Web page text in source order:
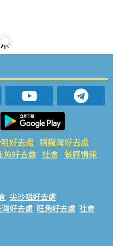
好去處 銅鑼灣好去處
角好去處 社會 餐廳情報
尖沙咀好去處
好去處 旺角好去處 社會